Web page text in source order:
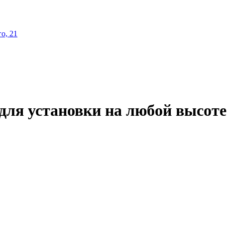
21
установки на любой высоте